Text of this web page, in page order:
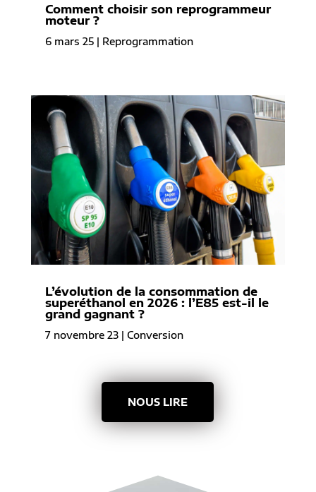
Comment choisir son reprogrammeur
moteur ?
6 mars 25| Reprogrammation
L’évolution de la consommation de
superéthanol en 2026 : l’E85 est-il le
grand gagnant ?
7 novembre 23| Conversion
NOUS LIRE